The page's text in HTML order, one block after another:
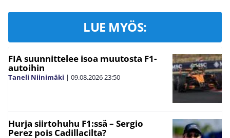
LUE MYÖS:
FIA suunnittelee isoa muutosta F1-
autoihin
Taneli Niinimäki | 09.08.202623:50
Hurja siirtohuhu F1:ssä – Sergio
Perez pois Cadillacilta?